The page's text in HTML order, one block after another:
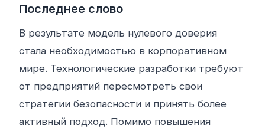
Последнее слово
В результате модель нулевого доверия
стала необходимостью в корпоративном
мире. Технологические разработки требуют
от предприятий пересмотреть свои
стратегии безопасности и принять более
активный подход. Помимо повышения